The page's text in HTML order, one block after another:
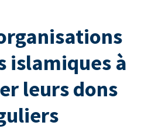
islamiques à
leurs dons